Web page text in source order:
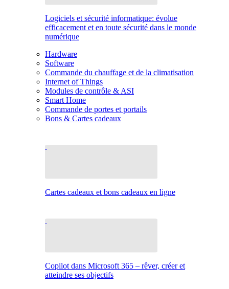
Logiciels et sécurité informatique: évolue
efficacement et en toute sécurité dans le monde
numérique
Hardware
Software
Commande du chauffage et de la climatisation
Internet of Things
Modules de contrôle & ASI
Smart Home
Commande de portes et portails
Bons & Cartes cadeaux
Cartes cadeaux et bons cadeaux en ligne
Copilot dans Microsoft 365 – rêver, créer et
atteindre ses objectifs